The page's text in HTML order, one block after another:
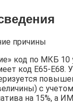
код по МКБ 10
код Е65-Е68.
с
на 15%, а